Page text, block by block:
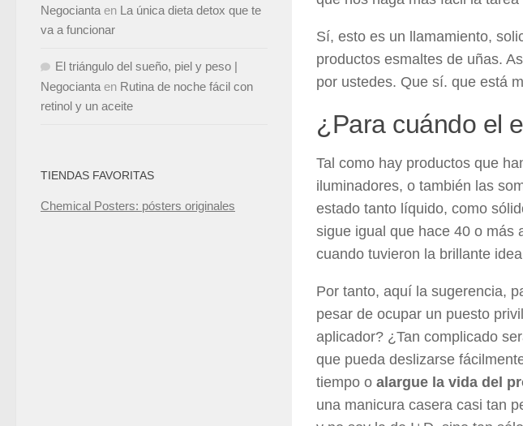
Sí, esto es un llamamiento,
productos esmaltes de uñas.
por ustedes. Que sí. que está
¿Para cuándo el
Tal como hay productos que
iluminadores, o también las
estado tanto líquido, como
sigue igual que hace 40 o más
cuando tuvieron la brillante
Por tanto, aquí la sugerencia,
pesar de ocupar un puesto
aplicador? ¿Tan complicado
que pueda deslizarse
tiempo o alargue la vida del
una manicura casera casi tan
Negocianta en La única dieta detox que te
va a funcionar
El triángulo del sueño, piel y peso |
Negocianta en Rutina de noche fácil con
retinol y un aceite
TIENDAS FAVORITAS
Chemical Posters: pósters originales